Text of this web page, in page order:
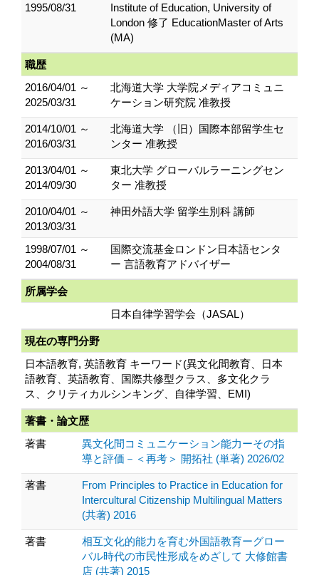
1995/08/31
Institute of Education, University of
London 修了 EducationMaster of Arts
(MA)
職歴
2016/04/01 ～
2025/03/31
北海道大学 大学院メディアコミュニ
ケーション研究院 准教授
2014/10/01 ～
2016/03/31
北海道大学 （旧）国際本部留学生セ
ンター 准教授
2013/04/01 ～
2014/09/30
東北大学 グローバルラーニングセン
ター 准教授
2010/04/01 ～
2013/03/31
神田外語大学 留学生別科 講師
1998/07/01 ～
2004/08/31
国際交流基金ロンドン日本語センタ
ー 言語教育アドバイザー
所属学会
日本自律学習学会（JASAL）
現在の専門分野
日本語教育, 英語教育 キーワード(異文化間教育、日本
語教育、英語教育、国際共修型クラス、多文化クラ
ス、クリティカルシンキング、自律学習、EMI)
著書・論文歴
著書
異文化間コミュニケーション能力ーその指
導と評価－＜再考＞ 開拓社 (単著) 2026/02
著書
From Principles to Practice in Education for
Intercultural Citizenship Multilingual Matters
(共著) 2016
著書
相互文化的能力を育む外国語教育ーグロー
バル時代の市民性形成をめざして 大修館書
店 (共著) 2015